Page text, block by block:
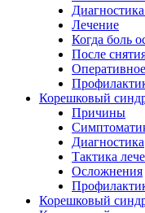
Лечение
Когда боль
После
Корешковый
Причины
Диагностика
Тактика
Осложнения
Корешковый